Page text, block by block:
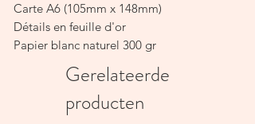
Carte A6 (105mm x 148mm)
Détails en feuille d'or
Papier blanc naturel 300 gr
Intérieur vierge
Cette carte Astrologie est vendue avec
une enveloppe A6 marron recyclée.
Gerelateerde
producten